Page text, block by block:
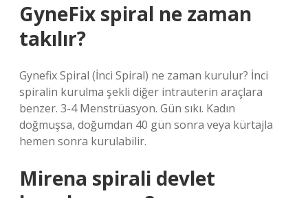
GyneFix spiral ne zaman
takılır?
Gynefix Spiral (İnci Spiral) ne zaman kurulur? İnci
spiralin kurulma şekli diğer intrauterin araçlara
benzer. 3-4 Menstrüasyon. Gün sıkı. Kadın
doğmuşsa, doğumdan 40 gün sonra veya kürtajla
hemen sonra kurulabilir.
Mirena spirali devlet